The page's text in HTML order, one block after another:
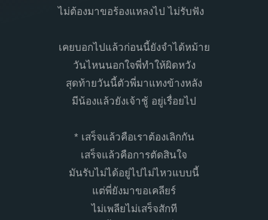
ไม่ต้องมาขอร้องแหลงไป ไม่รับฟัง
เคยบอกไปแล้วก่อนนี้ยังจำได้หม้าย
วันไหนนอกใจพี่ทำให้ผิดหวัง
สุดท้ายวันนี้ตัวพี่มาแทงข้างหลัง
มีน้องแล้วยังเจ้าชู้ อยู่เรื่อยไป
* เสร็จแล้วคือเราต้องเลิกกัน
เสร็จแล้วคือการตัดสินใจ
มันรับไม่ได้อยู่ไปไม่ไหวแบบนี้
แต่พี่ยังมาขอเคลียร์
ไม่เพลียไม่เสร็จสักที